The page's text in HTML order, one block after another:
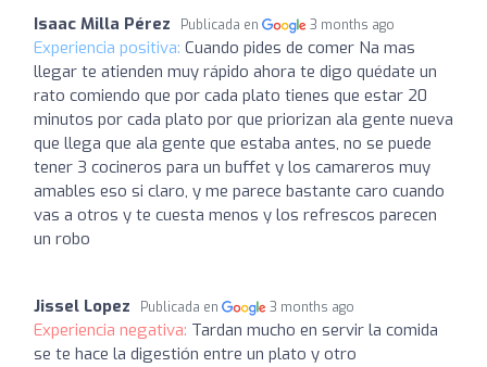
Isaac Milla Pérez Publicada en 3 months ago
Experiencia positiva: Cuando pides de comer Na mas
llegar te atienden muy rápido ahora te digo quédate un
rato comiendo que por cada plato tienes que estar 20
minutos por cada plato por que priorizan ala gente nueva
que llega que ala gente que estaba antes, no se puede
tener 3 cocineros para un buffet y los camareros muy
amables eso si claro, y me parece bastante caro cuando
vas a otros y te cuesta menos y los refrescos parecen
un robo
Jissel Lopez Publicada en 3 months ago
Experiencia negativa: Tardan mucho en servir la comida
se te hace la digestión entre un plato y otro